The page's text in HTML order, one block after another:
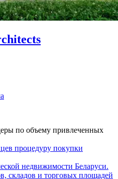
по объему привлеченных
процедуру покупки
недвижимости Беларуси.
складов и торговых площадей